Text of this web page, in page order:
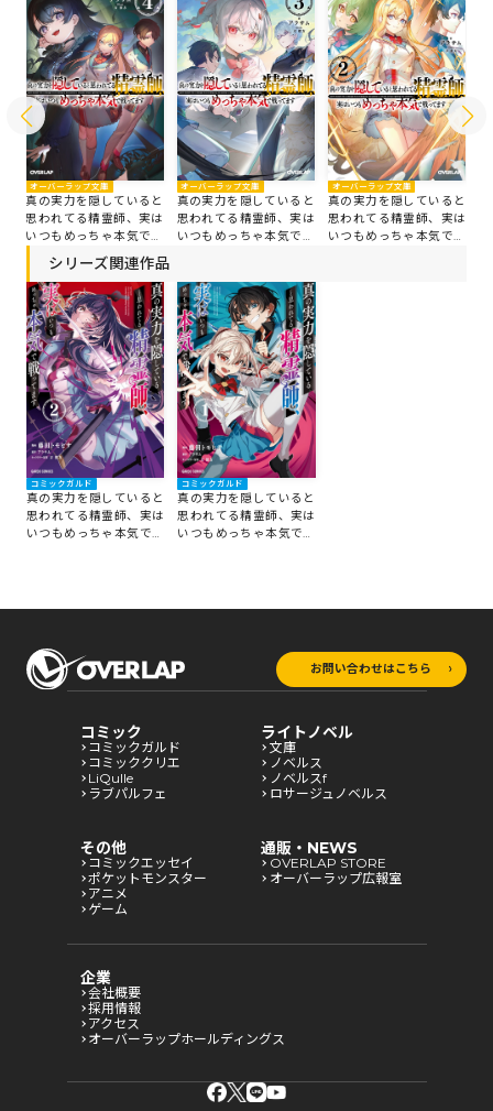
オーバーラップ文庫
真の実力を隠していると
思われてる精霊師、実は
いつもめっちゃ本気で戦
ってます 4
オーバーラップ文庫
真の実力を隠していると
思われてる精霊師、実は
いつもめっちゃ本気で戦
オーバーラップ文庫
真の実力を隠していると
思われてる精霊師、実は
いつもめっちゃ本気で戦
シリーズ関連作品
コミックガルド
真の実力を隠していると
思われてる精霊師、実は
いつもめっちゃ本気で戦
コミックガルド
真の実力を隠していると
思われてる精霊師、実は
いつもめっちゃ本気で戦
お問い合わせはこちら
コミック
コミックガルド
コミッククリエ
LiQulle
ラブパルフェ
ライトノベル
文庫
ノベルス
ノベルスf
ロサージュノベルス
その他
コミックエッセイ
ポケットモンスター
アニメ
ゲーム
通販・NEWS
OVERLAP STORE
オーバーラップ広報室
企業
会社概要
採用情報
アクセス
オーバーラップホールディングス